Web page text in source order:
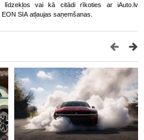
līdzekļos vai kā citādi rīkoties ar iAuto.lv
SIA atļaujas saņemšanas.